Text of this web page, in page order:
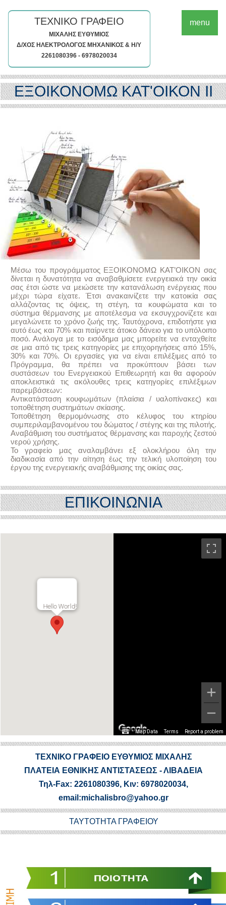
ΤΕΧΝΙΚΟ ΓΡΑΦΕΙΟ
ΜΙΧΑΛΗΣ ΕΥΘΥΜΙΟΣ
Δ/ΧΟΣ ΗΛΕΚΤΡΟΛΟΓΟΣ ΜΗΧΑΝΙΚΟΣ & Η/Υ
2261080396 - 6978020034
menu
ΕΞΟΙΚΟΝΟΜΩ ΚΑΤ'ΟΙΚΟΝ ΙΙ
Μέσω του προγράμματος ΕΞΟΙΚΟΝΟΜΩ ΚΑΤ’ΟΙΚΟΝ σας
δίνεται η δυνατότητα να αναβαθμίσετε ενεργειακά την οικία
σας έτσι ώστε να μειώσετε την κατανάλωση ενέργειας που
μέχρι τώρα είχατε. Έτσι ανακαινίζετε την κατοικία σας
αλλάζοντας τις όψεις, τη στέγη, τα κουφώματα και το
σύστημα θέρμανσης με αποτέλεσμα να εκσυγχρονίζετε και
μεγαλώνετε το χρόνο ζωής της. Ταυτόχρονα, επιδοτήστε για
αυτό έως και 70% και παίρνετε άτοκο δάνειο για το υπόλοιπο
ποσό. Ανάλογα με το εισόδημα μας μπορείτε να ενταχθείτε
σε μια από τις τρεις κατηγορίες με επιχορηγήσεις από 15%,
30% και 70%. Οι εργασίες για να είναι επιλέξιμες από το
Πρόγραμμα, θα πρέπει να προκύπτουν βάσει των
συστάσεων του Ενεργειακού Επιθεωρητή και θα αφορούν
αποκλειστικά τις ακόλουθες τρεις κατηγορίες επιλέξιμων
παρεμβάσεων:
Αντικατάσταση κουφωμάτων (πλαίσια / υαλοπίνακες) και
τοποθέτηση συστημάτων σκίασης.
Τοποθέτηση θερμομόνωσης στο κέλυφος του κτηρίου
συμπεριλαμβανομένου του δώματος / στέγης και της πιλοτής.
Αναβάθμιση του συστήματος θέρμανσης και παροχής ζεστού
νερού χρήσης.
Το γραφείο μας αναλαμβάνει εξ ολοκλήρου όλη την
διαδικασία από την αίτηση έως την τελική υλοποίηση του
έργου της ενεργειακής αναβάθμισης της οικίας σας.
ΕΠΙΚΟΙΝΩΝΙΑ
Hello World!
Map Data Terms Report a problem
ΤΕΧΝΙΚΟ ΓΡΑΦΕΙΟ ΕΥΘΥΜΙΟΣ ΜΙΧΑΛΗΣ
ΠΛΑΤΕΙΑ ΕΘΝΙΚΗΣ ΑΝΤΙΣΤΑΣΕΩΣ - ΛΙΒΑΔΕΙΑ
Τηλ-Fax: 2261080396, Κιν: 6978020034,
email:michalisbro@yahoo.gr
ΤΑΥΤΟΤΗΤΑ ΓΡΑΦΕΙΟΥ